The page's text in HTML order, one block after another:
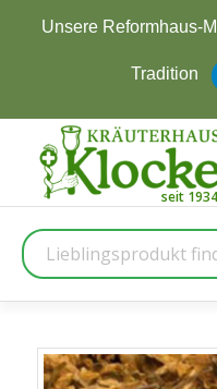
Unsere Reformhaus-
Tradition